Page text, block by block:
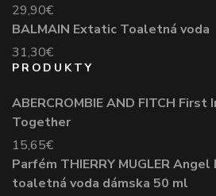
29,90€
BALMAIN Extatic Toaletná voda
31,30€
PRODUKTY
ABERCROMBIE AND FITCH First
Together
15,65€
Parfém THIERRY MUGLER Angel
toaletná voda dámska 50 ml